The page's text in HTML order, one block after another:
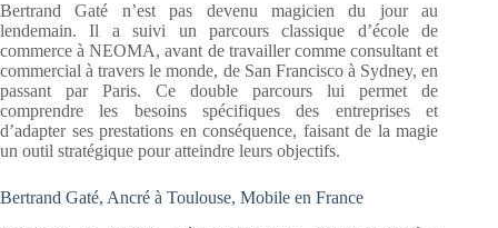
Bertrand Gaté n’est pas devenu magicien du jour au
lendemain. Il a suivi un parcours classique d’école de
commerce à NEOMA, avant de travailler comme consultant et
commercial à travers le monde, de San Francisco à Sydney, en
passant par Paris. Ce double parcours lui permet de
comprendre les besoins spécifiques des entreprises et
d’adapter ses prestations en conséquence, faisant de la magie
un outil stratégique pour atteindre leurs objectifs.
Bertrand Gaté, Ancré à Toulouse, Mobile en France